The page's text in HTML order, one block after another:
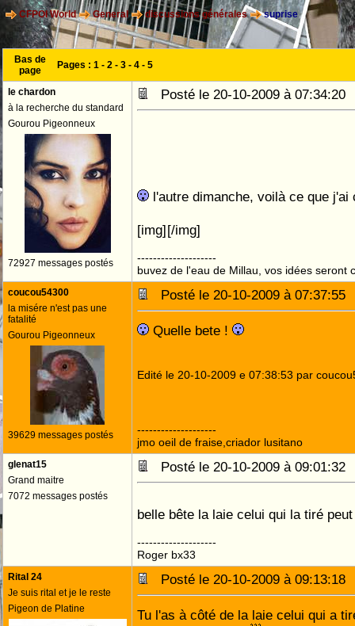
CFPOI World General discussions générales suprise
Bas de
page
Pages : 1 - 2 - 3 - 4 - 5
le chardon
à la recherche du standard
Gourou Pigeonneux
72927 messages postés
Posté le 20-10-2009 à
l'autre dimanche, voilà ce que
[img][/img]
--------------------
buvez de l'eau de Millau, vos idées seront
coucou54300
la misére n'est pas une
fatalité
Gourou Pigeonneux
39629 messages postés
Posté le 20-10-2009 à
Quelle bete !
Edité le 20-10-2009 e 07:38:53 par
--------------------
jmo oeil de fraise,criador lusitano
glenat15
Grand maitre
7072 messages postés
Posté le 20-10-2009 à
belle bête la laie celui qui la tiré
--------------------
Roger bx33
Rital 24
Je suis rital et je le reste
Pigeon de Platine
Posté le 20-10-2009 à
Tu l'as à côté de la laie celui qui a